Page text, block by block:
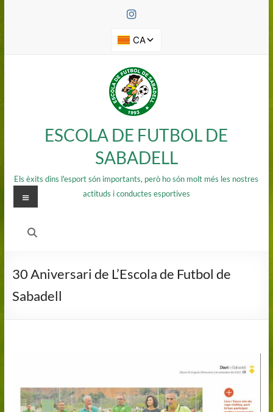
ESCOLA DE FUTBOL DE
SABADELL
Els èxits dins l'esport són importants, però ho són molt més les nostres
actituds i conductes esportives
Menú
30 Aniversari de L’Escola de Futbol de
Sabadell